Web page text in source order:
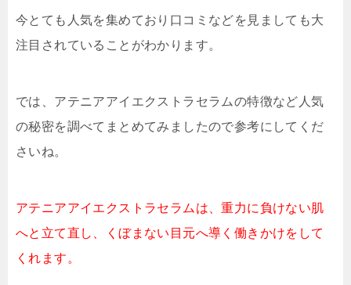
今とても人気を集めており口コミなどを見ましても大
注目されていることがわかります。
では、アテニアアイエクストラセラムの特徴など人気
の秘密を調べてまとめてみましたので参考にしてくだ
さいね。
アテニアアイエクストラセラムは、重力に負けない肌
へと立て直し、くぼまない目元へ導く働きかけをして
くれます。